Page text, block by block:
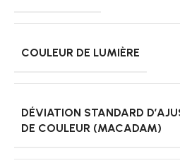
COULEUR DE LUMIÈRE
DÉVIATION STANDARD
DE COULEUR (MACADAM)